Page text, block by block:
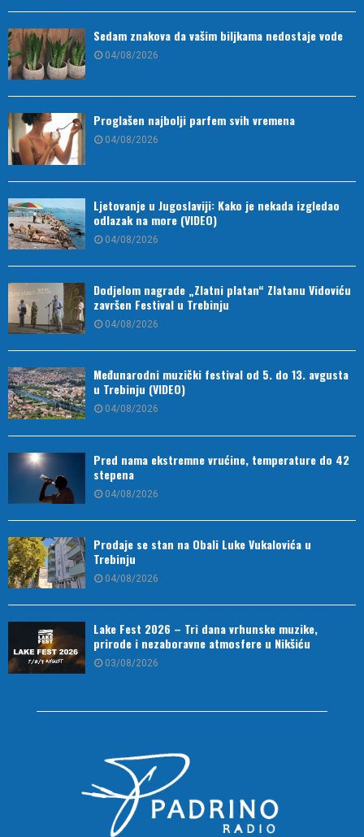
Sedam znakova da vašim biljkama nedostaje vode
04/08/2026
Proglašen najbolji parfem svih vremena
04/08/2026
Ljetovanje u Jugoslaviji: Kako je nekada izgledao
odlazak na more (VIDEO)
04/08/2026
Dodjelom nagrade „Zlatni platan“ Zlatanu Vidoviću
završen Festival u Trebinju
04/08/2026
Međunarodni muzički festival od 5. do 13. avgusta
u Trebinju (VIDEO)
04/08/2026
Pred nama ekstremne vrućine, temperature do 42
stepena
04/08/2026
Prodaje se stan na Obali Luke Vukalovića u
Trebinju
04/08/2026
Lake Fest 2026 – Tri dana vrhunske muzike,
prirode i nezaboravne atmosfere u Nikšiću
03/08/2026